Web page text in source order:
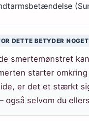
DETTE BETYDER NOGET
smertemønstret
starter
er det et stærkt
også selvom du